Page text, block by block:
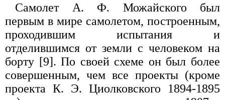
Самолет А. Ф. Можайского был
первым в мире самолетом, построенным,
проходившим испытания и
отделившимся от земли с человеком на
борту [9]. По своей схеме он был более
совершенным, чем все проекты (кроме
проекта К. Э. Циолковского 1894-1895